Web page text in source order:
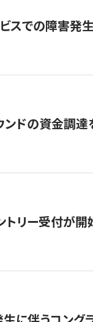
スでの障害
ンドの資金調
リー受付が開